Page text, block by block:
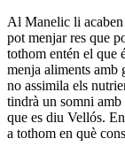
Al Manelic li
pot menjar res que
tothom entén el que
menja aliments amb
no assimila els
tindrà un somni amb
que es diu Vellós.
a tothom en què